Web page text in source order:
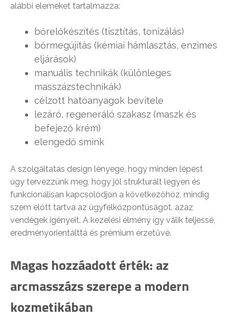
alábbi elemeket tartalmazza:
bőrelőkészítés (tisztítás, tonizálás)
bőrmegújítás (kémiai hámlasztás, enzimes
eljárások)
manuális technikák (különleges
masszázstechnikák)
célzott hatóanyagok bevitele
lezáró, regeneráló szakasz (maszk és
befejező krém)
elengedő smink
A szolgáltatás design lényege, hogy minden lépést
úgy tervezzünk meg, hogy jól strukturált legyen és
funkcionálisan kapcsolódjon a következőhöz, mindig
szem előtt tartva az ügyfélközpontúságot, azaz
vendégek igényeit. A kezelési élmény így válik teljessé,
eredményorientálttá és prémium érzetűvé.
Magas hozzáadott érték: az
arcmasszázs szerepe a modern
kozmetikában